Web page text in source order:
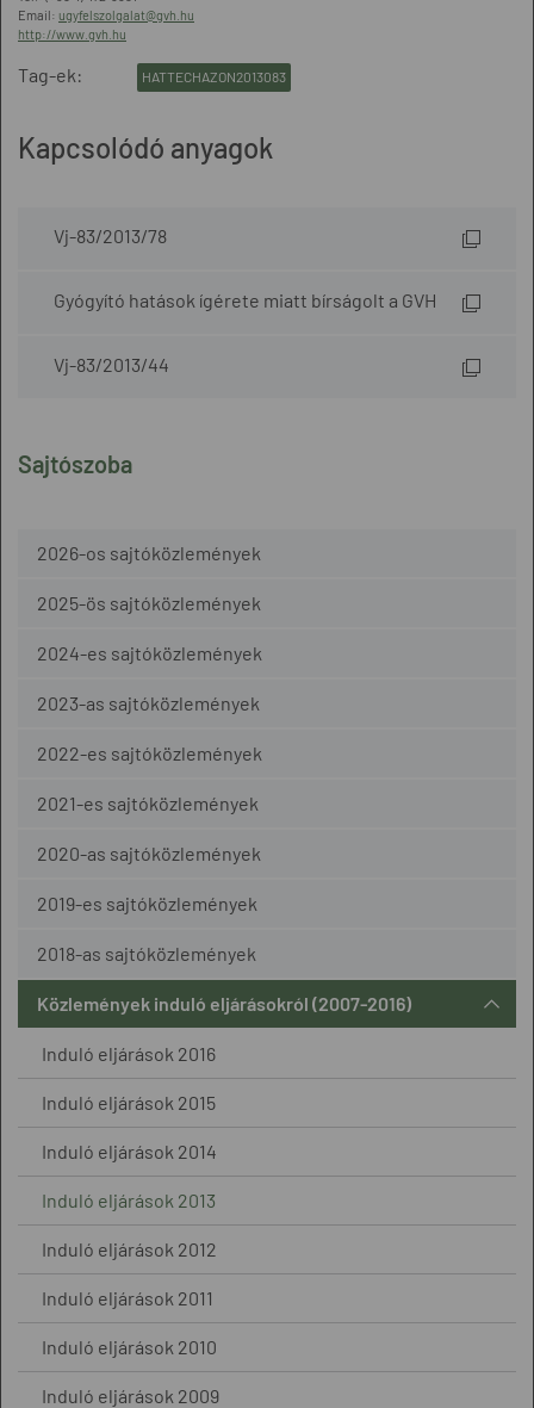
Sajtószoba
2026-os sajtóközlemények
2025-ös sajtóközlemények
2024-es sajtóközlemények
2023-as sajtóközlemények
2022-es sajtóközlemények
2021-es sajtóközlemények
2020-as sajtóközlemények
2019-es sajtóközlemények
2018-as sajtóközlemények
Közlemények induló eljárásokról (2007-2016)
Induló eljárások 2016
Induló eljárások 2015
Induló eljárások 2014
Induló eljárások 2013
Induló eljárások 2012
Induló eljárások 2011
Induló eljárások 2010
Induló eljárások 2009
Email: ugyfelszolgalat@gvh.hu
http://www.gvh.hu
Tag-ek: HATTECHAZON2013083
Kapcsolódó anyagok
Vj-83/2013/78
Gyógyító hatások ígérete miatt bírságolt a GVH
Vj-83/2013/44